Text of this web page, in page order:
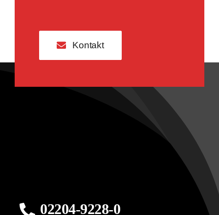
Kontakt
02204-9228-0